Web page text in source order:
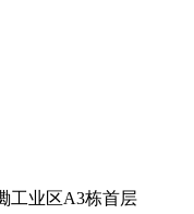
工业区A3栋首层